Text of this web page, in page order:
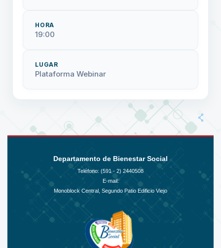
HORA
19:00
LUGAR
Plataforma Webinar
Departamento de Bienestar Social
Teléfono: (591 - 2) 2440508
E-mail:
Monoblock Central, Segundo Patio Edificio Viejo